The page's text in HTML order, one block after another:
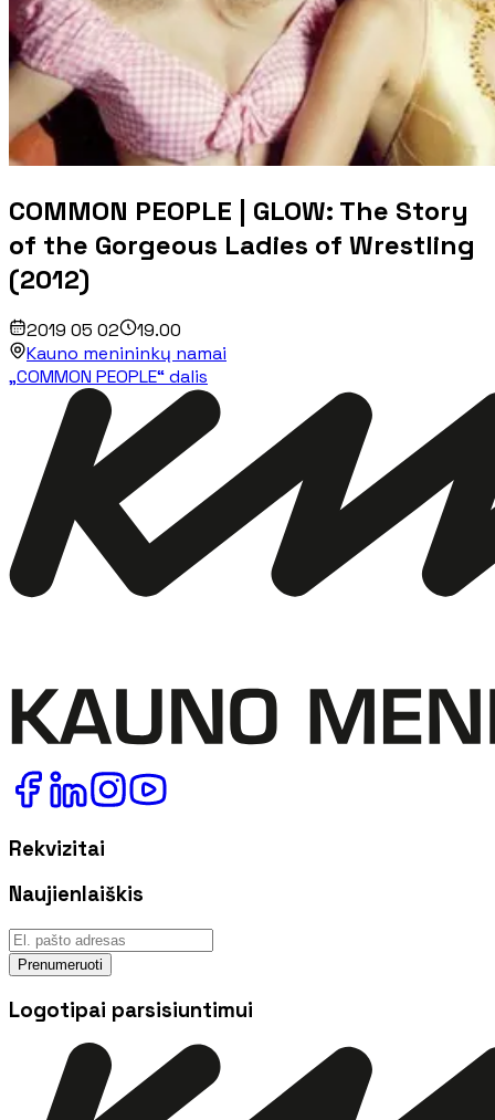
COMMON PEOPLE | GLOW: The Story
of the Gorgeous Ladies of Wrestling
(2012)
2019 05 02
19.00
Kauno menininkų namai
„COMMON PEOPLE“ dalis
Rekvizitai
Naujienlaiškis
Prenumeruoti
Logotipai parsisiuntimui